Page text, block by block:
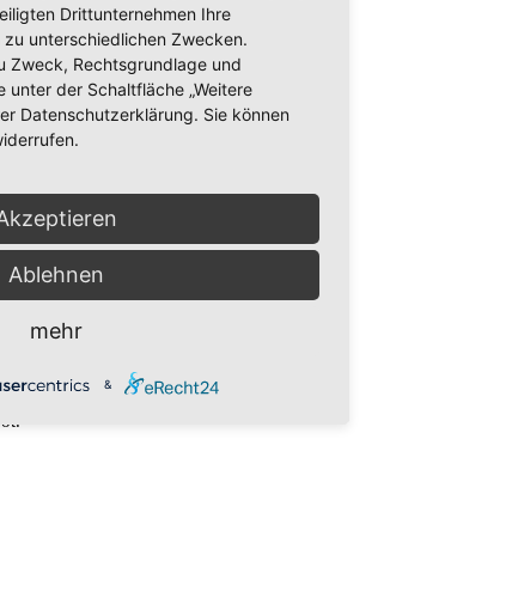
Themen.
Drittunternehmen Ihre
unterschiedlichen Zwecken.
Zweck, Rechtsgrundlage und
unter der Schaltfläche „Weitere
Datenschutzerklärung. Sie können
Ablehnen
mehr
&